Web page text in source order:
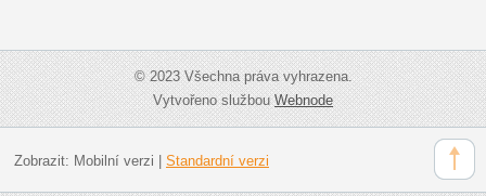
© 2023 Všechna práva vyhrazena.
Vytvořeno službouWebnode
Zobrazit: Mobilní verzi Standardní verzi